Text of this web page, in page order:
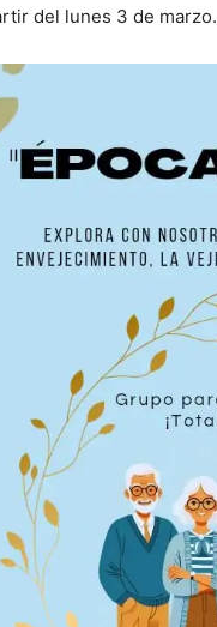
del lunes 3 de marzo.